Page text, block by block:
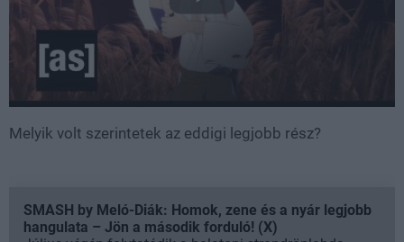
Melyik volt szerintetek az eddigi legjobb rész?
SMASH by Meló-Diák: Homok, zene és a nyár legjobb
hangulata – Jön a második forduló! (X)